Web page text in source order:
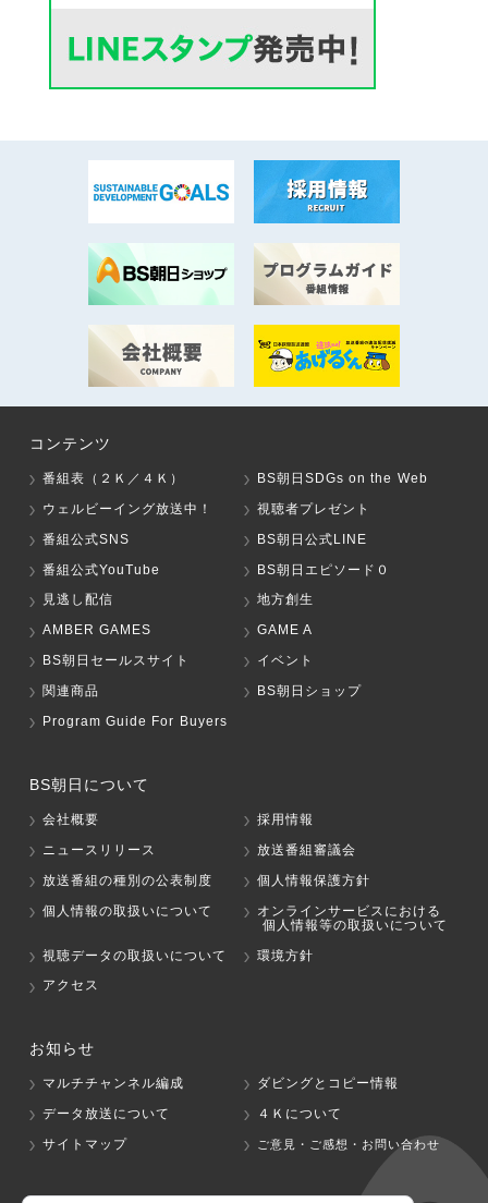
コンテンツ
番組表（２Ｋ／４Ｋ）
BS朝日SDGs on the Web
ウェルビーイング放送中！
視聴者プレゼント
番組公式SNS
BS朝日公式LINE
番組公式YouTube
BS朝日エピソード０
見逃し配信
地方創生
AMBER GAMES
GAME A
BS朝日セールスサイト
イベント
関連商品
BS朝日ショップ
Program Guide For Buyers
BS朝日について
会社概要
採用情報
ニュースリリース
放送番組審議会
放送番組の種別の公表制度
個人情報保護方針
個人情報の取扱いについて
オンラインサービスにおける
個人情報等の取扱いについて
視聴データの取扱いについて
環境方針
アクセス
お知らせ
マルチチャンネル編成
ダビングとコピー情報
データ放送について
４Ｋについて
サイトマップ
ご意見・ご感想・お問い合わせ